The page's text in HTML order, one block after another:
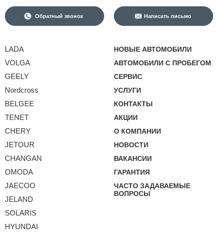
Обратный звонок Написать письмо
LADA
VOLGA
GEELY
Nordcross
BELGEE
TENET
CHERY
JETOUR
CHANGAN
OMODA
JAECOO
JELAND
SOLARIS
HYUNDAI
НОВЫЕ АВТОМОБИЛИ
АВТОМОБИЛИ С ПРОБЕГОМ
СЕРВИС
УСЛУГИ
КОНТАКТЫ
АКЦИИ
О КОМПАНИИ
НОВОСТИ
ВАКАНСИИ
ГАРАНТИЯ
ЧАСТО ЗАДАВАЕМЫЕ
ВОПРОСЫ